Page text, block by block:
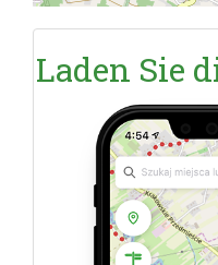
Laden Sie